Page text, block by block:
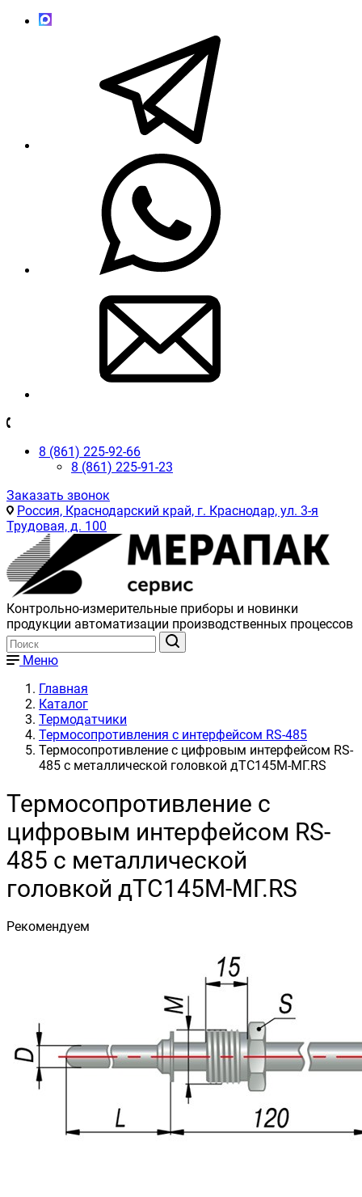
8 (861) 225-92-66
8 (861) 225-91-23
Заказать звонок
Россия, Краснодарский край, г. Краснодар, ул. 3-я
Трудовая, д. 100
Контрольно-измерительные приборы и новинки
продукции автоматизации производственных процессов
Меню
Главная
Каталог
Термодатчики
Термосопротивления с интерфейсом RS-485
Термосопротивление с цифровым интерфейсом RS-
485 с металлической головкой дТС145М-МГ.RS
Термосопротивление с
цифровым интерфейсом RS-
485 с металлической
головкой дТС145М-МГ.RS
Рекомендуем